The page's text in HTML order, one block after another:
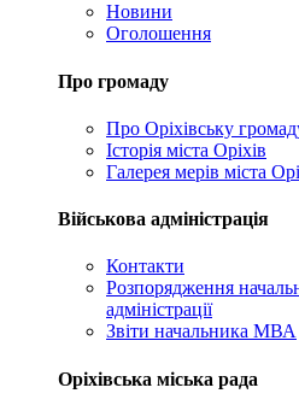
Новини
Оголошення
Про громаду
Про Оріхівську
Історія міста Оріхів
Галерея мерів міста
Військова адміністрація
Контакти
Розпорядження
адміністрації
Звіти начальника МВА
Оріхівська міська рада